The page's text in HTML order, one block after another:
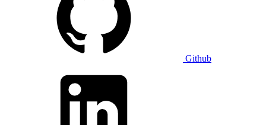
Github